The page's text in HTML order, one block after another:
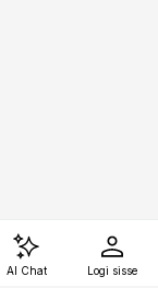
AI Chat Logi sisse